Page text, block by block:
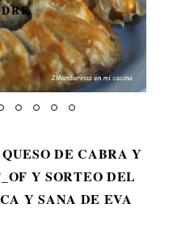
DE CABRA Y
Y SORTEO DEL
Y SANA DE EVA